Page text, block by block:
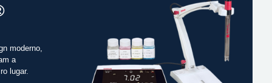
moderno,
a
lugar.